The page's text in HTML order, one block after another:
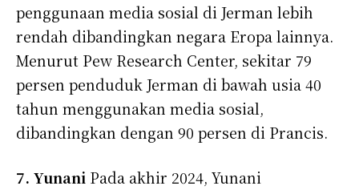
penggunaan media sosial di Jerman lebih
rendah dibandingkan negara Eropa lainnya.
Menurut Pew Research Center, sekitar 79
persen penduduk Jerman di bawah usia 40
tahun menggunakan media sosial,
dibandingkan dengan 90 persen di Prancis.
7. Yunani Pada akhir 2024, Yunani